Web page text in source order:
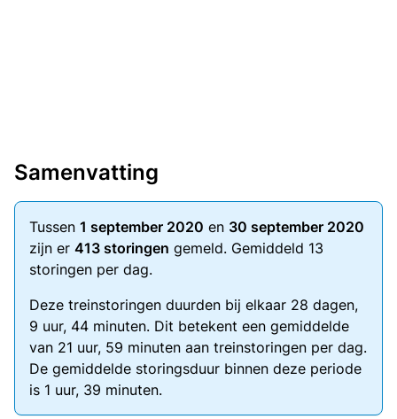
Samenvatting
Tussen 1 september 2020 en 30 september 2020
zijn er 413 storingen gemeld. Gemiddeld 13
storingen per dag.
Deze treinstoringen duurden bij elkaar 28 dagen,
9 uur, 44 minuten. Dit betekent een gemiddelde
van 21 uur, 59 minuten aan treinstoringen per dag.
De gemiddelde storingsduur binnen deze periode
is 1 uur, 39 minuten.